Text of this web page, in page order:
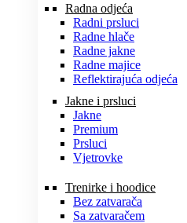
Radna odjeća
Radni prsluci
Radne hlače
Radne jakne
Radne majice
Reflektirajuća odjeća
Jakne i prsluci
Jakne
Premium
Prsluci
Vjetrovke
Trenirke i hoodice
Bez zatvarača
Sa zatvaračem